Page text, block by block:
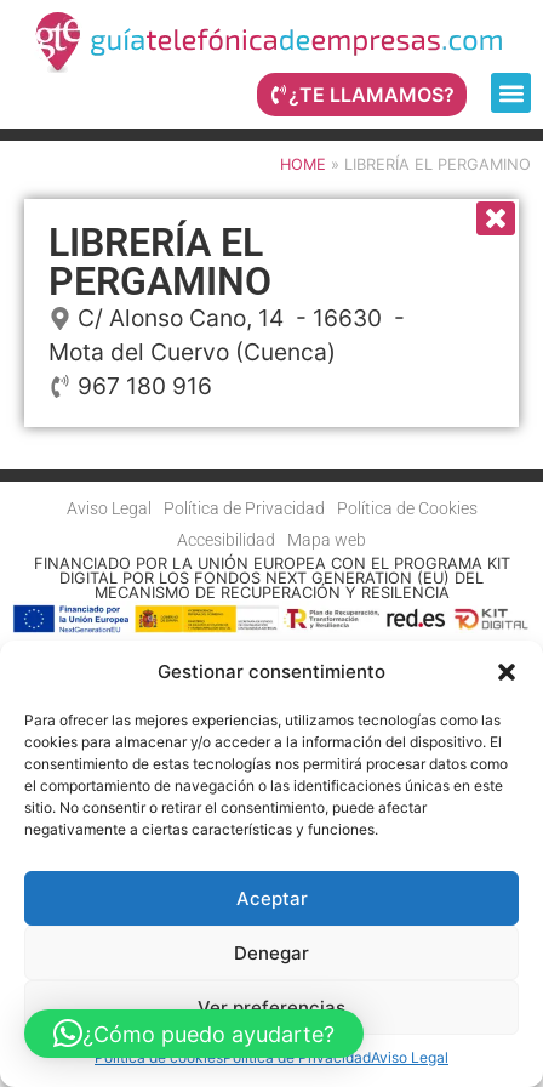
Gestionar consentimiento
Para ofrecer las mejores experiencias, utilizamos tecnologías como las
cookies para almacenar y/o acceder a la información del dispositivo. El
consentimiento de estas tecnologías nos permitirá procesar datos como
el comportamiento de navegación o las identificaciones únicas en este
sitio. No consentir o retirar el consentimiento, puede afectar
negativamente a ciertas características y funciones.
Aceptar
Denegar
Ver preferencias
Política de cookiesPolítica de PrivacidadAviso Legal
¿TE LLAMAMOS?
HOME » LIBRERÍA EL PERGAMINO
LIBRERÍA EL
PERGAMINO
C/ Alonso Cano, 14 - 16630 -
Mota del Cuervo (Cuenca)
967 180 916
Aviso Legal Política de Privacidad
Política de Cookies
Accesibilidad
Mapa web
FINANCIADO POR LA UNIÓN EUROPEA CON EL PROGRAMA KIT
DIGITAL POR LOS FONDOS NEXT GENERATION (EU) DEL
MECANISMO DE RECUPERACIÓN Y RESILENCIA
¿Cómo puedo ayudarte?